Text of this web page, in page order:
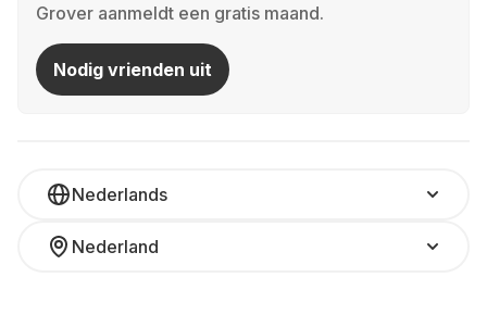
Grover aanmeldt een gratis maand.
Nodig vrienden uit
Nederlands
Nederland